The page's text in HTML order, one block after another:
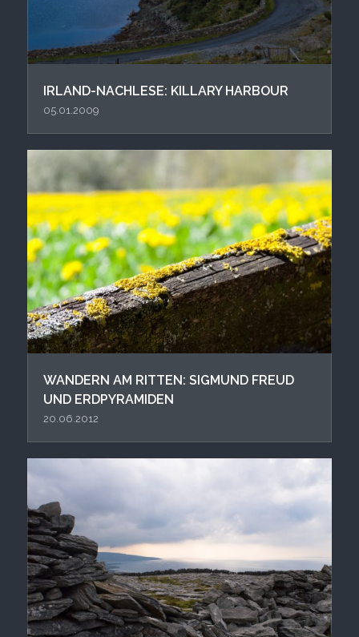
IRLAND-NACHLESE: KILLARY HARBOUR
05.01.2009
WANDERN AM RITTEN: SIGMUND FREUD
UND ERDPYRAMIDEN
20.06.2012